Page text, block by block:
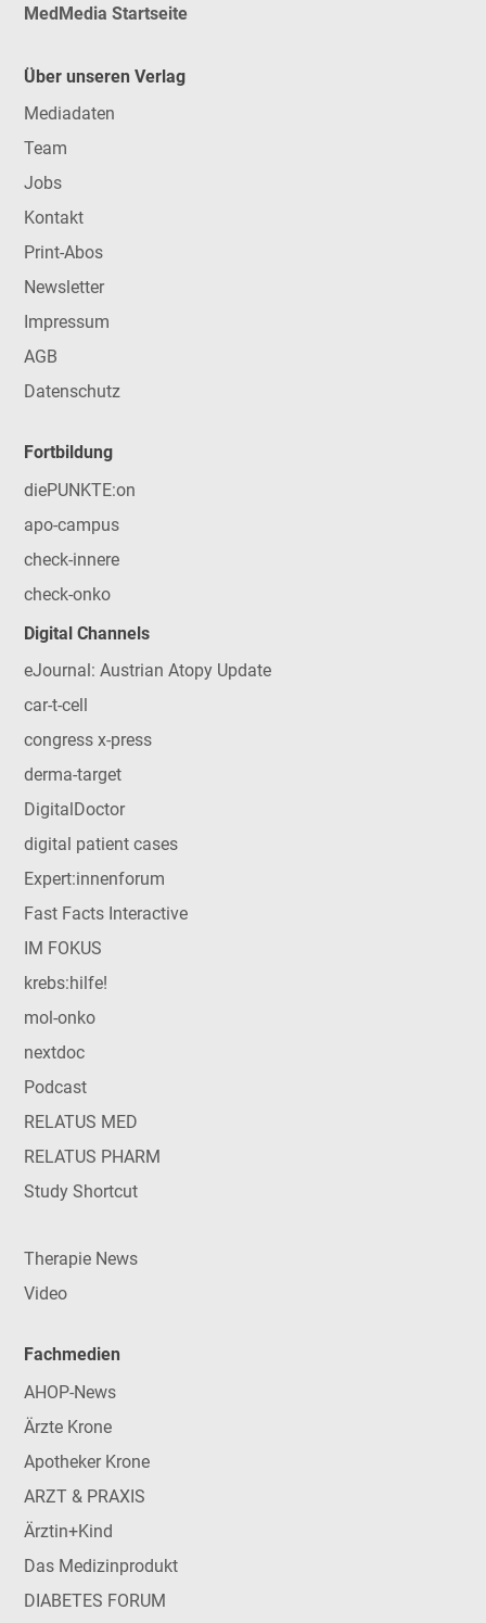
MedMedia Startseite
Über unseren Verlag
Mediadaten
Team
Jobs
Kontakt
Print-Abos
Newsletter
Impressum
AGB
Datenschutz
Fortbildung
diePUNKTE:on
apo-campus
check-innere
check-onko
Digital Channels
eJournal: Austrian Atopy Update
car-t-cell
congress x-press
derma-target
DigitalDoctor
digital patient cases
Expert:innenforum
Fast Facts Interactive
IM FOKUS
krebs:hilfe!
mol-onko
nextdoc
Podcast
RELATUS MED
RELATUS PHARM
Study Shortcut
Therapie News
Video
Fachmedien
AHOP-News
Ärzte Krone
Apotheker Krone
ARZT & PRAXIS
Ärztin+Kind
Das Medizinprodukt
DIABETES FORUM